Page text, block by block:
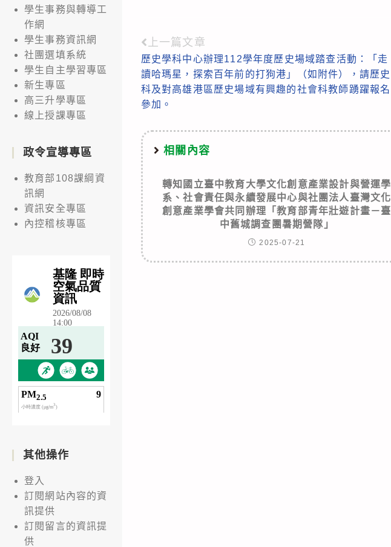
Read
more
articles
上一篇文章
歷史學科中心辦理112學年度歷史場域踏查活動：「走
讀哈瑪星，探索百年前的打狗港」（如附件），請歷史
科及對高雄港區歷史場域有興趣的社會科教師踴躍報名
參加。
相關內容
轉知國立臺中教育大學文化創意產業設計與營運學
系、社會責任與永續發展中心與社團法人臺灣文化
創意產業學會共同辦理「教育部青年壯遊計畫－臺
中舊城調查團暑期營隊」
2025-07-21
學生事務與轉導工
作網
學生事務資訊網
社團選填系統
學生自主學習專區
新生專區
高三升學專區
線上授課專區
政令宣導專區
教育部108課綱資
訊網
資訊安全專區
內控稽核專區
其他操作
登入
訂閱網站內容的資
訊提供
訂閱留言的資訊提
供